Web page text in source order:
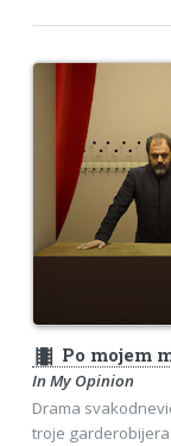
theaters Po mojem
In My Opinion
Drama
troje